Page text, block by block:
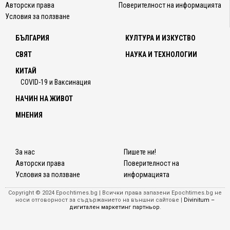
Авторски права
Условия за ползване
Поверителност на информацията
БЪЛГАРИЯ
СВЯТ
КИТАЙ
COVID-19 и Ваксинация
КУЛТУРА И ИЗКУСТВО
НАУКА И ТЕХНОЛОГИИ
НАЧИН НА ЖИВОТ
МНЕНИЯ
За нас
Авторски права
Условия за ползване
Пишете ни!
Поверителност на
информацията
Copyright © 2024 Epochtimes.bg | Всички права запазени Epochtimes.bg не
носи отговорност за съдържанието на външни сайтове | Divinitum –
дигитален маркетинг партньор.